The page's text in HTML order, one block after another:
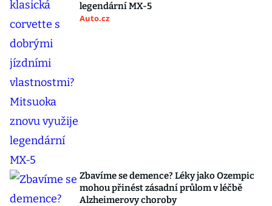
legendární MX-5
Auto.cz
Zbavíme se demence? Léky jako Ozempic
mohou přinést zásadní průlom v léčbě
Alzheimerovy choroby